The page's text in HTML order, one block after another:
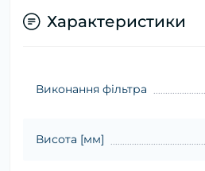
Характеристики
Виконання фільтра
Висота [мм]